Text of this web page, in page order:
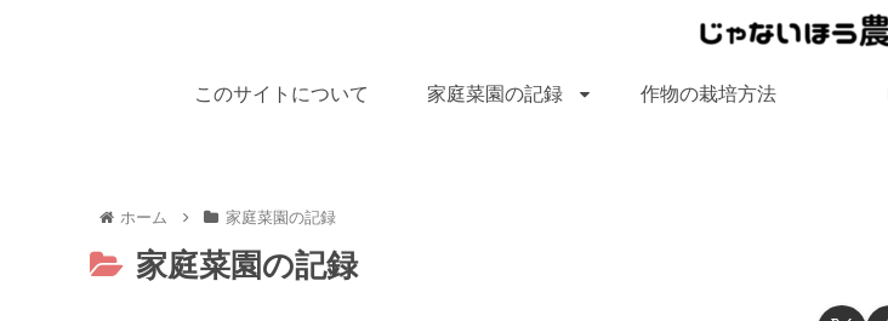
このサイトについて 家庭菜園の記録 作物の栽培方法
ホーム 家庭菜園の記録
家庭菜園の記録